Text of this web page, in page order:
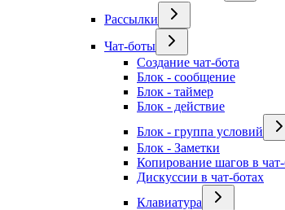
Рассылки
Чат-боты
Создание чат-бота
Блок - сообщение
Блок - таймер
Блок - действие
Блок - группа условий
Блок - Заметки
Копирование шагов в чат-
Дискуссии в чат-ботах
Клавиатура